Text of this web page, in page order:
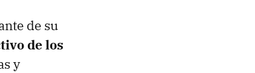
de su
de los
y